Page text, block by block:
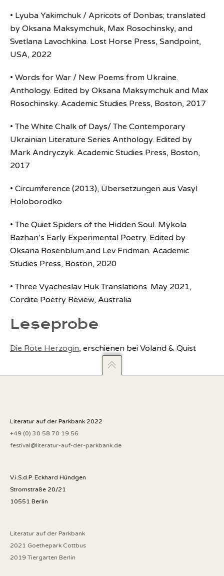
• Lyuba Yakimchuk / Apricots of Donbas; translated
by Oksana Maksymchuk, Max Rosochinsky, and
Svetlana Lavochkina. Lost Horse Press, Sandpoint,
USA, 2022
• Words for War / New Poems from Ukraine.
Anthology. Edited by Oksana Maksymchuk and Max
Rosochinsky. Academic Studies Press, Boston, 2017
• The White Chalk of Days/ The Contemporary
Ukrainian Literature Series Anthology. Edited by
Mark Andryczyk. Academic Studies Press, Boston,
2017
• Circumference (2013), Übersetzungen aus Vasyl
Holoborodko
• The Quiet Spiders of the Hidden Soul. Mykola
Bazhan’s Early Experimental Poetry. Edited by
Oksana Rosenblum and Lev Fridman. Academic
Studies Press, Boston, 2020
• Three Vyacheslav Huk Translations. May 2021,
Cordite Poetry Review, Australia
Leseprobe
Die Rote Herzogin, erschienen bei Voland & Quist
Literatur auf der Parkbank 2022
+49 (0) 30 58 70 19 56
festival@literatur-auf-der-parkbank.de
V.i.S.d.P. Eckhard Hündgen
Stromstraße 20/21
10551 Berlin
Literatur auf der Parkbank
2021 Goethepark Cottbus
2019 Tiergarten Berlin